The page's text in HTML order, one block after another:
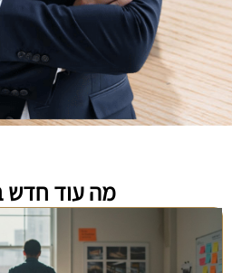
מה עוד חדש